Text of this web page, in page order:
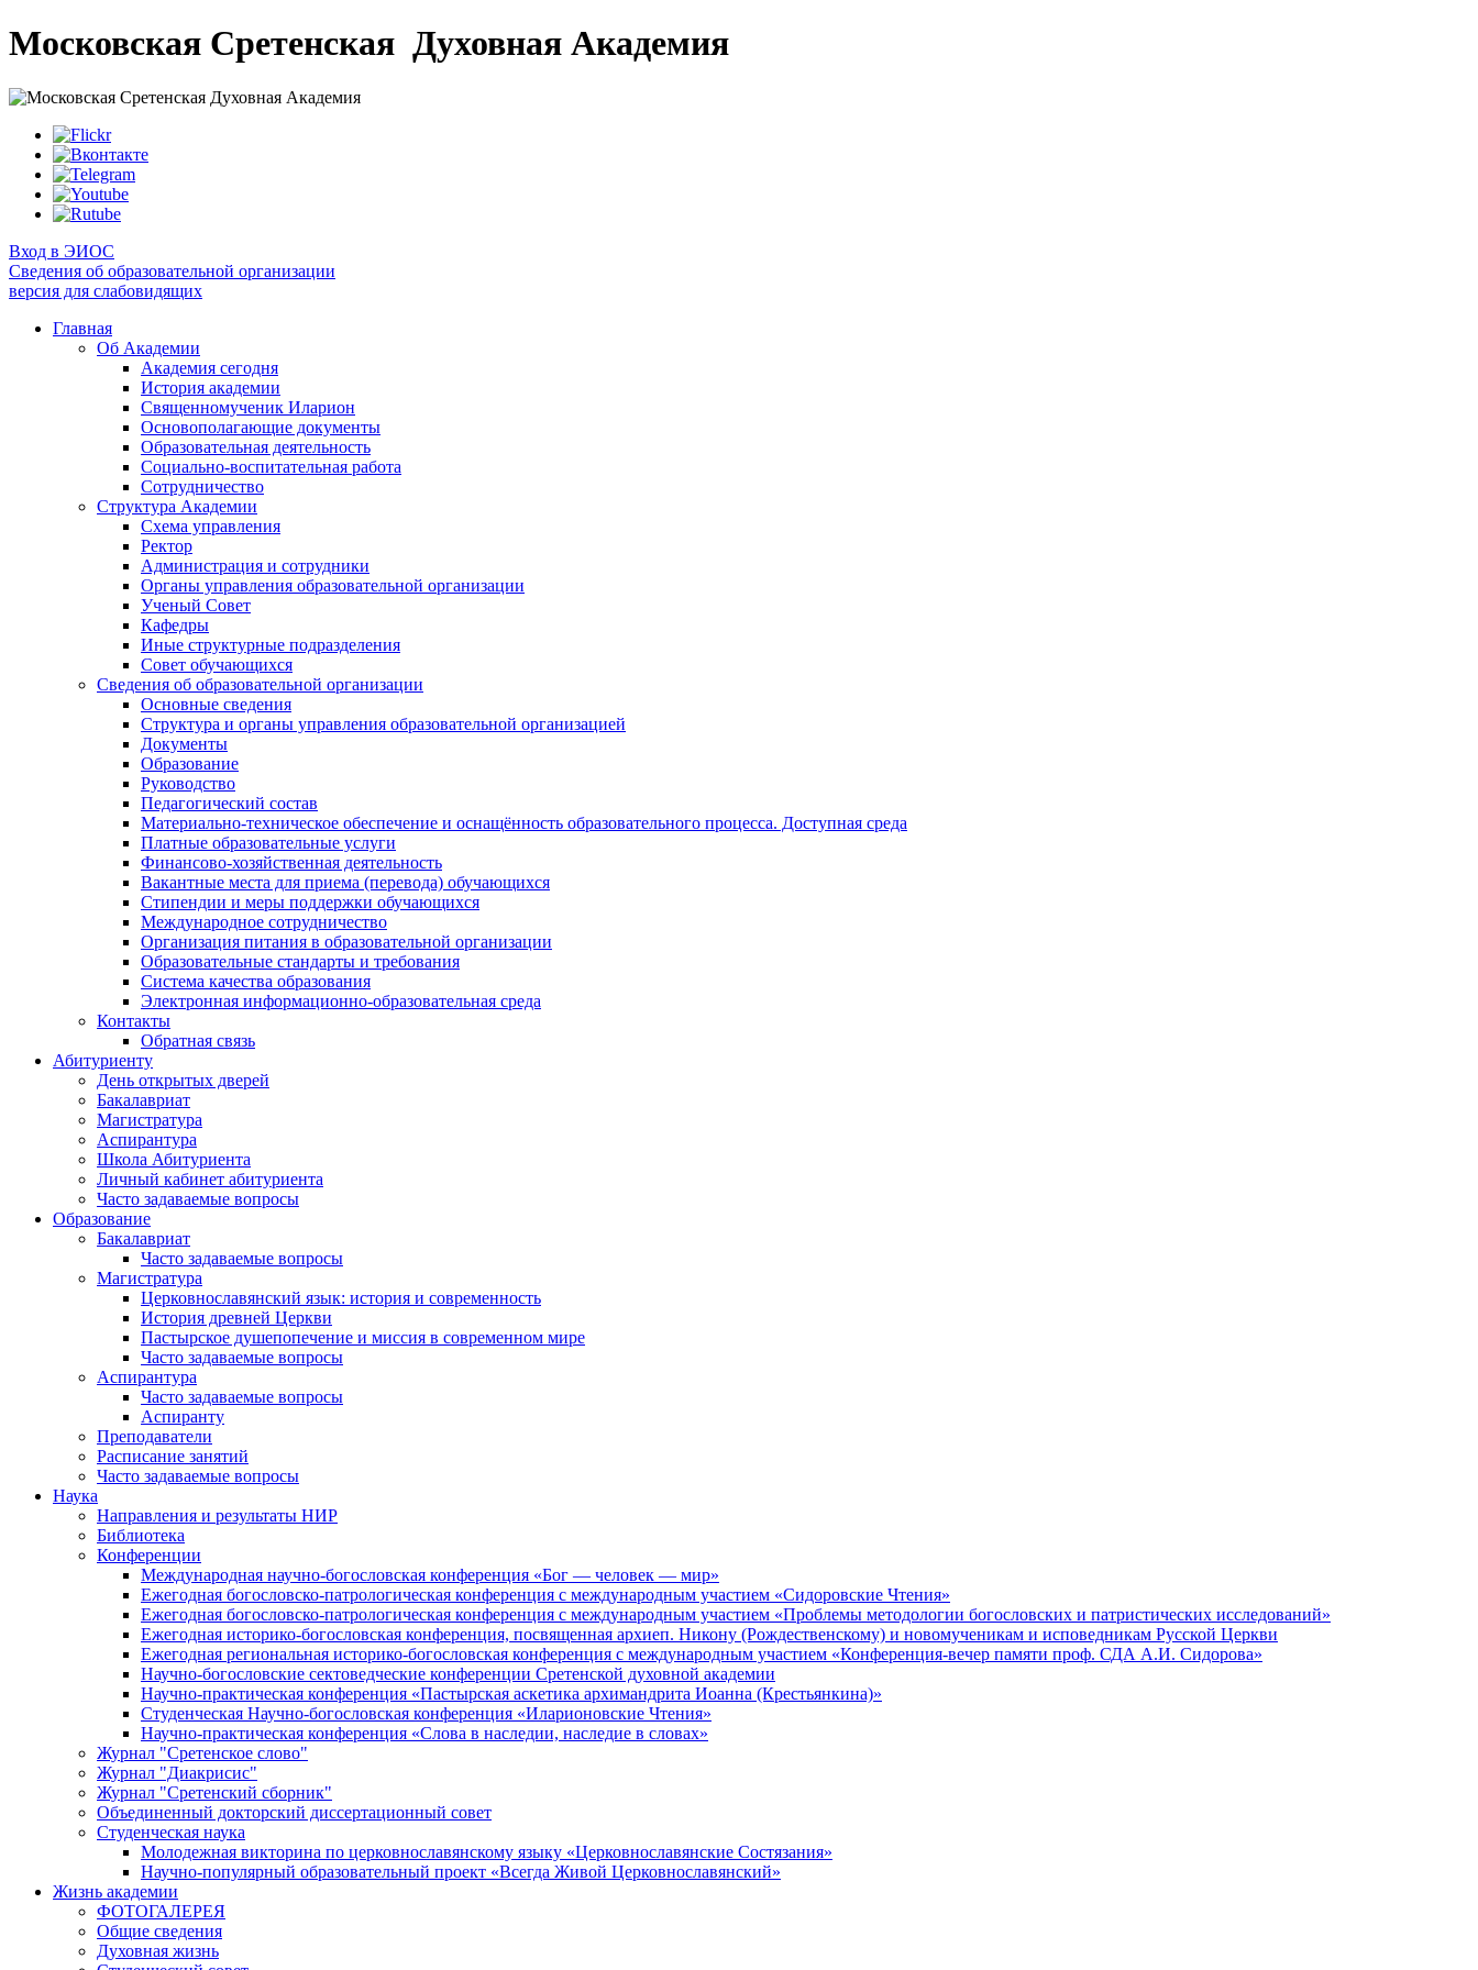
Московская Сретенская Духовная Академия
Вход в ЭИОС
Сведения об образовательной организации
версия для слабовидящих
Главная
Об Академии
Академия сегодня
История академии
Священномученик Иларион
Основополагающие документы
Образовательная деятельность
Социально-воспитательная работа
Сотрудничество
Структура Академии
Схема управления
Ректор
Администрация и сотрудники
Органы управления образовательной организации
Ученый Совет
Кафедры
Иные структурные подразделения
Совет обучающихся
Сведения об образовательной организации
Основные сведения
Структура и органы управления образовательной организацией
Документы
Образование
Руководство
Педагогический состав
Материально-техническое обеспечение и оснащённость образовательного процесса. Доступная среда
Платные образовательные услуги
Финансово-хозяйственная деятельность
Вакантные места для приема (перевода) обучающихся
Стипендии и меры поддержки обучающихся
Международное сотрудничество
Организация питания в образовательной организации
Образовательные стандарты и требования
Система качества образования
Электронная информационно-образовательная среда
Контакты
Обратная связь
Абитуриенту
День открытых дверей
Бакалавриат
Магистратура
Аспирантура
Школа Абитуриента
Личный кабинет абитуриента
Часто задаваемые вопросы
Образование
Бакалавриат
Часто задаваемые вопросы
Магистратура
Церковнославянский язык: история и современность
История древней Церкви
Пастырское душепопечение и миссия в современном мире
Часто задаваемые вопросы
Аспирантура
Часто задаваемые вопросы
Аспиранту
Преподаватели
Расписание занятий
Часто задаваемые вопросы
Наука
Направления и результаты НИР
Библиотека
Конференции
Международная научно-богословская конференция «Бог — человек — мир»
Ежегодная богословско-патрологическая конференция с международным участием «Сидоровские Чтения»
Ежегодная богословско-патрологическая конференция с международным участием «Проблемы методологии богословских и патристических исследований»
Ежегодная историко-богословская конференция, посвященная архиеп. Никону (Рождественскому) и новомученикам и исповедникам Русской Церкви
Ежегодная региональная историко-богословская конференция с международным участием «Конференция-вечер памяти проф. СДА А.И. Сидорова»
Научно-богословские сектоведческие конференции Сретенской духовной академии
Научно-практическая конференция «Пастырская аскетика архимандрита Иоанна (Крестьянкина)»
Студенческая Научно-богословская конференция «Иларионовские Чтения»
Научно-практическая конференция «Cлова в наследии, наследие в словах»
Журнал "Сретенское слово"
Журнал "Диакрисис"
Журнал "Сретенский сборник"
Объединенный докторский диссертационный совет
Студенческая наука
Молодежная викторина по церковнославянскому языку «Церковнославянские Состязания»
Научно-популярный образовательный проект «Всегда Живой Церковнославянский»
Жизнь академии
ФОТОГАЛЕРЕЯ
Общие сведения
Духовная жизнь